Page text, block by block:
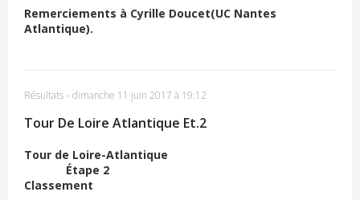
Remerciements à Cyrille Doucet(UC Nantes
Atlantique).
Résultats - dimanche 11 juin 2017 à 19:12
Tour De Loire Atlantique Et.2
Tour de Loire-Atlantique
Étape 2
Classement